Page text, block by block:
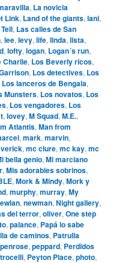
, La novicia
Link, Land of the giants,lani,
, Las calles de San
,lee,levy,life,linda,lista,
,lofty,logan, Logan´s run,
Charlie, Los Beverly ricos,
, Los detectives, Los
Los lanceros de Bengala,
Munsters, Los novatos, Los
, Los vengadores, Los
,lovey,M Squad,M.E.,
Atlantis,Man from
,mark,marvin,
,mc clure,mc kay,mc
bella genio,Mi marciano
,Mis adorables sobrinos,
,Mork & Mindy,Mork y
,murphy,murray,My
,newman,Night gallery,
del terror,oliver,One step
,palance, Papá lo sabe
de caminos, Patrulla
penrose,peppard, Perdidos
, Peyton Place,photo,